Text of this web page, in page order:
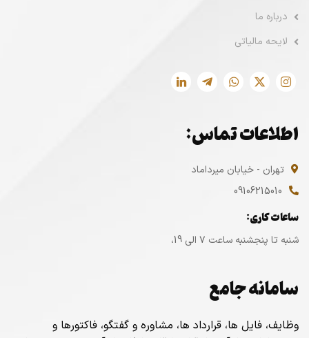
درباره ما
لایحه مالیاتی
اطلاعات تماس:
تهران - خیابان میرداماد
09106215010
ساعات کاری:
شنبه تا پنجشنبه ساعت ۷ الی 19،
سامانه جامع
وظایف، فایل ها، قرارداد ها، مشاوره و گفتگو، فاکتورها و